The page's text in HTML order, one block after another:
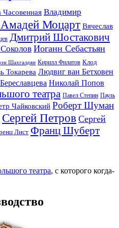
Часовенная Владимир
Моцарт Вячеслав
Дмитрий Шостакович
Иоганн Себастьян
Шахгалдян Кирилл Филатов Клод
Токарева Людвиг ван Бетховен
Николай Попов
театра Павел Степин Пауль
Чайковский Роберт Шуман
Сергей Петров Сергей
Лист Франц Шуберт
театра, с которого когда-